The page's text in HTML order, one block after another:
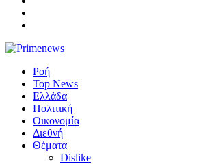
Ροή
Top News
Ελλάδα
Πολιτική
Οικονομία
Διεθνή
Θέματα
Dislike